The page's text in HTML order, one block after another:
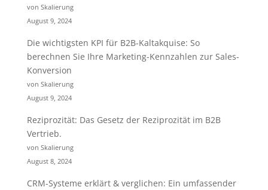
von Skalierung
August 9, 2024
Die wichtigsten KPI für B2B-Kaltakquise: So
berechnen Sie Ihre Marketing-Kennzahlen zur Sales-
Konversion
von Skalierung
August 9, 2024
Reziprozität: Das Gesetz der Reziprozität im B2B
Vertrieb.
von Skalierung
August 8, 2024
CRM-Systeme erklärt & verglichen: Ein umfassender